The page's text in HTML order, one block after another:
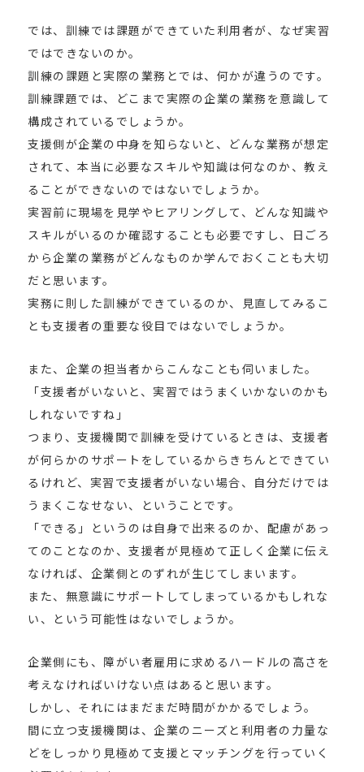
では、訓練では課題ができていた利用者が、なぜ実習
ではできないのか。
訓練の課題と実際の業務とでは、何かが違うのです。
訓練課題では、どこまで実際の企業の業務を意識して
構成されているでしょうか。
支援側が企業の中身を知らないと、どんな業務が想定
されて、本当に必要なスキルや知識は何なのか、教え
ることができないのではないでしょうか。
実習前に現場を見学やヒアリングして、どんな知識や
スキルがいるのか確認することも必要ですし、日ごろ
から企業の業務がどんなものか学んでおくことも大切
だと思います。
実務に則した訓練ができているのか、見直してみるこ
とも支援者の重要な役目ではないでしょうか。
また、企業の担当者からこんなことも伺いました。
「支援者がいないと、実習ではうまくいかないのかも
しれないですね」
つまり、支援機関で訓練を受けているときは、支援者
が何らかのサポートをしているからきちんとできてい
るけれど、実習で支援者がいない場合、自分だけでは
うまくこなせない、ということです。
「できる」というのは自身で出来るのか、配慮があっ
てのことなのか、支援者が見極めて正しく企業に伝え
なければ、企業側とのずれが生じてしまいます。
また、無意識にサポートしてしまっているかもしれな
い、という可能性はないでしょうか。
企業側にも、障がい者雇用に求めるハードルの高さを
考えなければいけない点はあると思います。
しかし、それにはまだまだ時間がかかるでしょう。
間に立つ支援機関は、企業のニーズと利用者の力量な
どをしっかり見極めて支援とマッチングを行っていく